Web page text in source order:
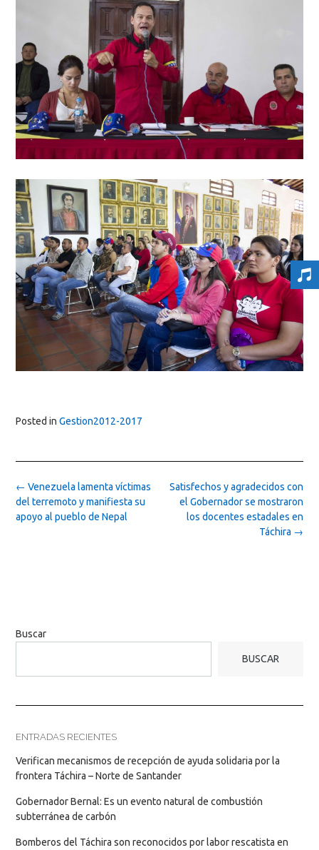
Posted in Gestion2012-2017
Post
navigation
Satisfechos y agradecidos con
el Gobernador se mostraron
los docentes estadales en
Táchira →
← Venezuela lamenta víctimas
del terremoto y manifiesta su
apoyo al pueblo de Nepal
Buscar
BUSCAR
ENTRADAS RECIENTES
Verifican mecanismos de recepción de ayuda solidaria por la
frontera Táchira – Norte de Santander
Gobernador Bernal: Es un evento natural de combustión
subterránea de carbón
Bomberos del Táchira son reconocidos por labor rescatista en